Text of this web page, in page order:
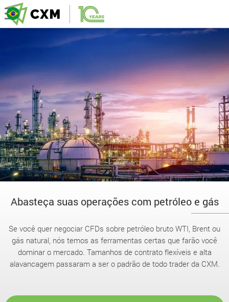
Abasteça suas operações com petróleo e gás
Se você quer negociar CFDs sobre petróleo bruto WTI, Brent ou
gás natural, nós temos as ferramentas certas que farão você
dominar o mercado. Tamanhos de contrato flexíveis e alta
alavancagem passaram a ser o padrão de todo trader da CXM.